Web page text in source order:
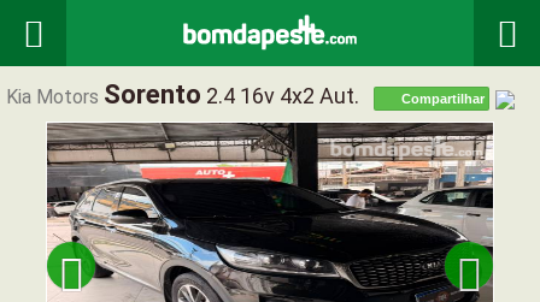
 
Kia Motors Sorento 2.4 16v 4x2 Aut. Compartilhar
 